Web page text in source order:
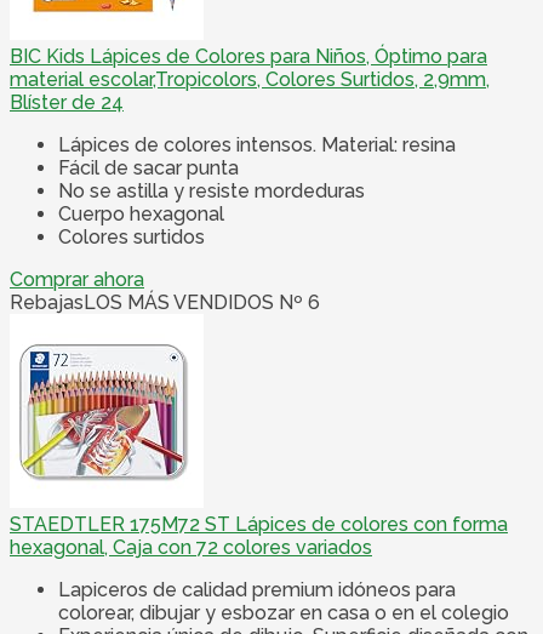
BIC Kids Lápices de Colores para Niños, Óptimo para
material escolar,Tropicolors, Colores Surtidos, 2,9mm,
Blíster de 24
Lápices de colores intensos. Material: resina
Fácil de sacar punta
No se astilla y resiste mordeduras
Cuerpo hexagonal
Colores surtidos
Comprar ahora
RebajasLOS MÁS VENDIDOS Nº 6
STAEDTLER 175M72 ST Lápices de colores con forma
hexagonal, Caja con 72 colores variados
Lapiceros de calidad premium idóneos para
colorear, dibujar y esbozar en casa o en el colegio